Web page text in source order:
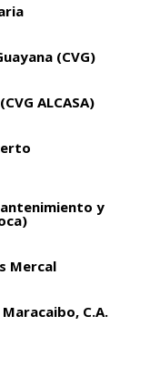
(CVG)
ALCASA)
y
Mercal
C.A.